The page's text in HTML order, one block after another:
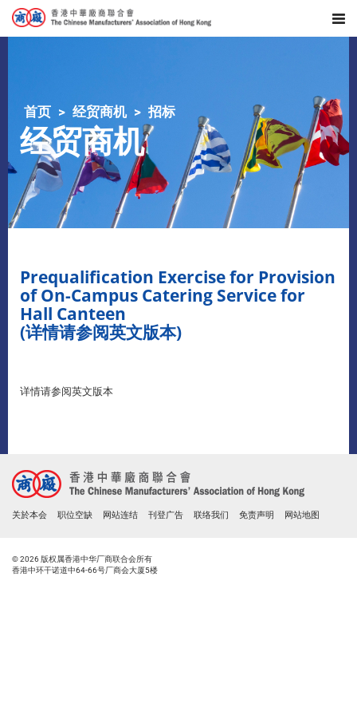
首页 经贸商机 招标
经贸商机
​Prequalification Exercise for Provision
of On-Campus Catering Service for
Hall Canteen
(详情请参阅英文版本)
详情请参阅英文版本
关於本会 职位空缺 网站连结 刊登广告 联络我们 免责声明 网站地图
© 2026 版权属香港中华厂商联合会所有
香港中环干诺道中64-66号厂商会大厦5楼